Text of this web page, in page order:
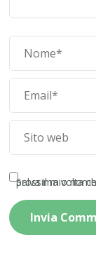
Salva il mio nome, email e sito web in questo